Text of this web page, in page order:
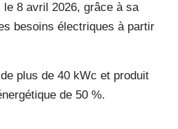
le 8 avril 2026, grâce à sa
besoins électriques à partir
plus de 40 kWc et produit
de 50 %.